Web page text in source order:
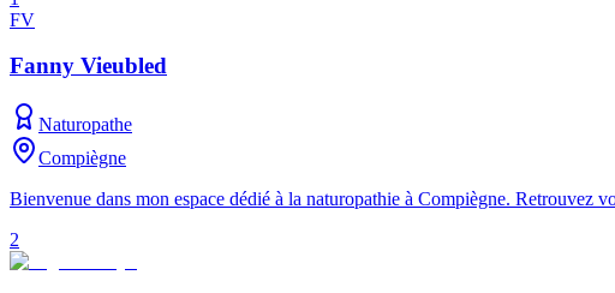
FV
Fanny Vieubled
Naturopathe
Compiègne
Bienvenue dans mon espace dédié à la naturopathie à Compiègne. Retrouvez
2